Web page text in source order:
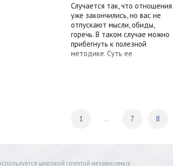
Случается так, что отношения
уже закончились, но вас не
отпускают мысли, обиды,
горечь. В таком случае можно
прибегнуть к полезной
методике. Суть ее
1 ... 7 8
широкой группой независимых